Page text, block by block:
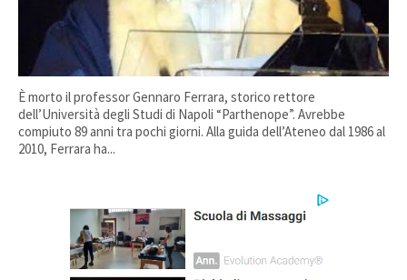
È morto il professor Gennaro Ferrara, storico rettore
dell’Università degli Studi di Napoli “Parthenope”. Avrebbe
compiuto 89 anni tra pochi giorni. Alla guida dell’Ateneo dal 1986 al
2010, Ferrara ha...